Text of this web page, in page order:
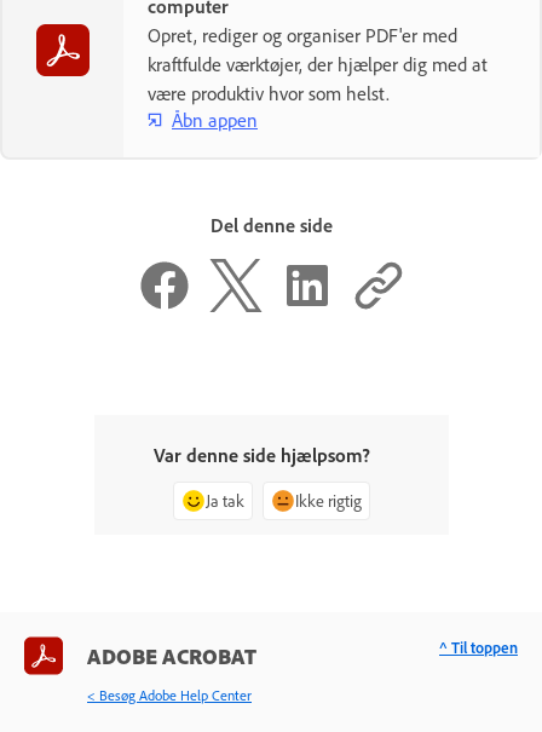
computer
Opret, rediger og organiser PDF'er med
kraftfulde værktøjer, der hjælper dig med at
være produktiv hvor som helst.
Åbn appen
Del denne side
Var denne side hjælpsom?
Ja tak Ikke rigtig
ADOBE ACROBAT
< Besøg Adobe Help Center
^ Til toppen